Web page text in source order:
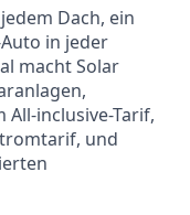
Dach, ein
in jeder
macht Solar
inclusive-Tarif,
und